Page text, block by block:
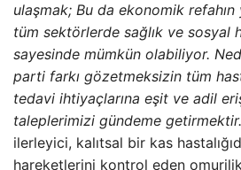
ulaşmak; Bu da ekonomik refahın
tüm sektörlerde sağlık ve sosyal
sayesinde mümkün olabiliyor.
parti farkı gözetmeksizin tüm
tedavi ihtiyaçlarına eşit ve adil
taleplerimizi gündeme getirmektir.
ilerleyici, kalıtsal bir kas
hareketlerini kontrol eden